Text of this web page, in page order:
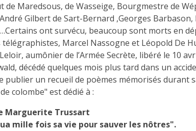
de Maredsous, de Wasseige, Bourgmestre de
Gilbert de Sart-Bernard ,Georges
ont survécu, beaucoup sont morts en
Marcel Nassogne et Léopold De
aumônier de l’Armée Secrète, libéré le 10
décédé quelques mois plus tard dans un
publier un recueil de poèmes mémorisés durant
colombe" est dédié à :
Marguerite Trussart
mille fois sa vie pour sauver les nôtres".